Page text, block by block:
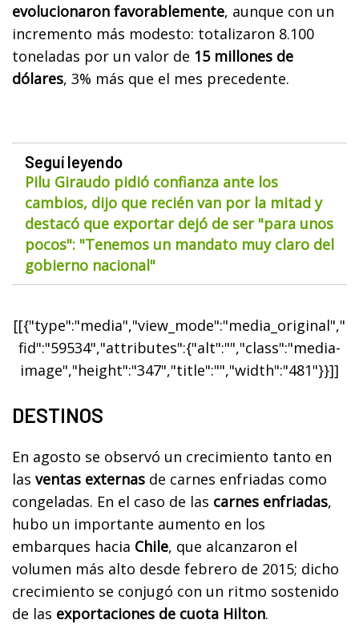
evolucionaron favorablemente, aunque con un
incremento más modesto: totalizaron 8.100
toneladas por un valor de 15 millones de
dólares, 3% más que el mes precedente.
Seguí leyendo
Pilu Giraudo pidió confianza ante los
cambios, dijo que recién van por la mitad y
destacó que exportar dejó de ser "para unos
pocos": "Tenemos un mandato muy claro del
gobierno nacional"
[[{"type":"media","view_mode":"media_original","
fid":"59534","attributes":{"alt":"","class":"media-
image","height":"347","title":"","width":"481"}}]]
DESTINOS
En agosto se observó un crecimiento tanto en
las ventas externas de carnes enfriadas como
congeladas. En el caso de las carnes enfriadas,
hubo un importante aumento en los
embarques hacia Chile, que alcanzaron el
volumen más alto desde febrero de 2015; dicho
crecimiento se conjugó con un ritmo sostenido
de las exportaciones de cuota Hilton.